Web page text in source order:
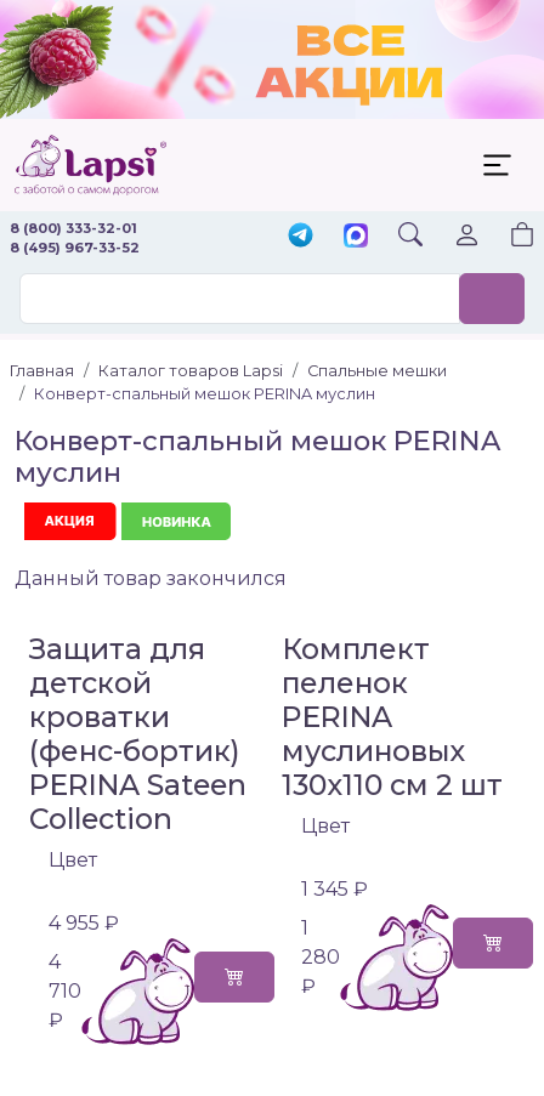
8 (800) 333-32-01
8 (495) 967-33-52
Главная Каталог товаров Lapsi
Спальные мешки
Конверт-спальный мешок PERINA муслин
Конверт-спальный мешок PERINA
муслин
Данный товар закончился
Защита для
детской
кроватки
(фенс-бортик)
PERINA Sateen
Collection
Цвет
4 955 ₽
4
710
₽
Комплект
пеленок
PERINA
муслиновых
130х110 см 2 шт
Цвет
1 345 ₽
1
280
₽